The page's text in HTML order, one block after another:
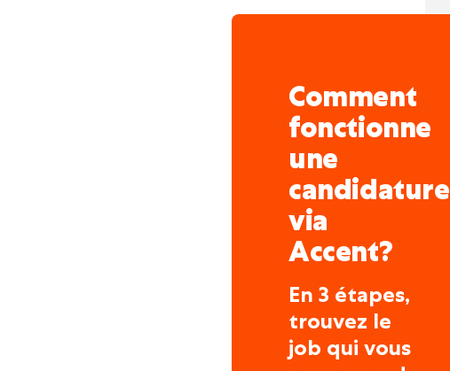
Comment
fonctionne
une
candidature
via
Accent?
En 3 étapes,
trouvez le
job qui vous